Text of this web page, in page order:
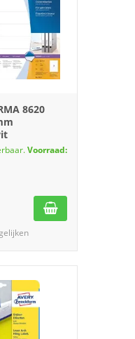
8620
Voorraad: